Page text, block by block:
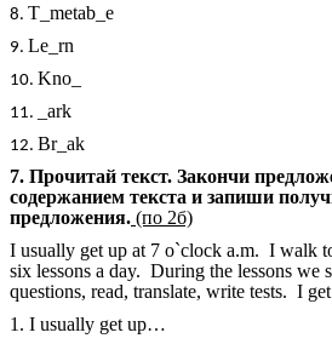
T_metab_e
Le_rn
Kno_
_ark
Br_ak
7. Прочитай текст. Закончи
содержанием текста и запиши
предложения. (по 2б)
I usually get up at 7 o`clock a.m. I walk
six lessons a day. During the lessons we
questions, read, translate, write tests. I
1. I usually get up…